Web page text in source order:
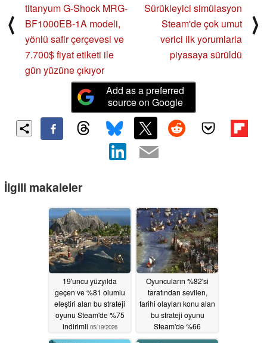
⟨
titanyum G-Shock MRG-
BF1000EB-1A modeli,
yönlü safir çerçevesi ve
7.700$ fiyat etiketi ile
gün yüzüne çıkıyor
Sürükleyici simülasyon
Steam'de çok umut
verici ilk yorumlarla
piyasaya sürüldü
⟩
Add as a preferred
source on Google
İlgili makaleler
19'uncu yüzyılda
geçen ve %81 olumlu
eleştiri alan bu strateji
oyunu Steam'de %75
indirimli 05/19/2026
Oyuncuların %82'si
tarafından sevilen,
tarihi olayları konu alan
bu strateji oyunu
Steam'de %66
indirimde05/18/2026